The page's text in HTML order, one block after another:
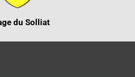
du Solliat